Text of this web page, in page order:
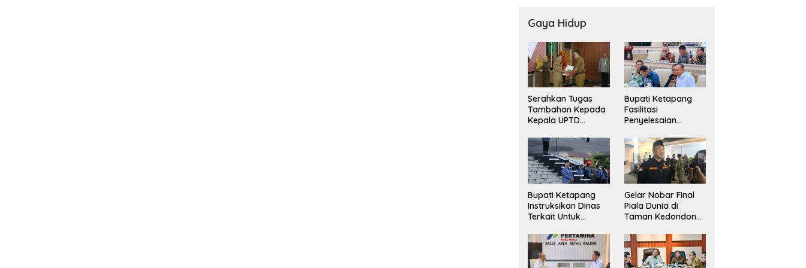
Gaya Hidup
Serahkan Tugas
Tambahan Kepada
Kepala UPTD
Tekankan
Pelayanan
Kesehatan Harus
Semakin Baik
Bupati Ketapang
Fasilitasi
Penyelesaian
masyarakat Teluk
Bayur dalam RDP
Bersama Komisi II
DPR RI
Bupati Ketapang
Instruksikan Dinas
Terkait Untuk
Pengawasan Dan
Sidak Terkait
Persoalan BBM/LPG
Gelar Nobar Final
Piala Dunia di
Taman Kedondong,
Wilyo Jagokan
Argentina Juara!